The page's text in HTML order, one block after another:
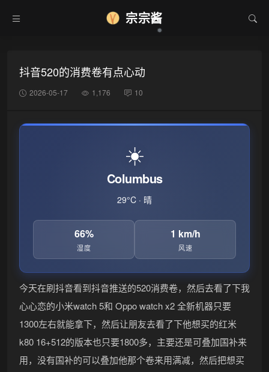
宗宗酱
抖音520的消费卷有点心动
2026-05-17 1,176 10
☀️
Columbus
29°C · 晴
66%
湿度
1 km/h
风速
今天在刷抖音看到抖音推送的520消费卷，然后去看了下我
心心恋的小米watch 5和 Oppo watch x2 全新机器只要
1300左右就能拿下，然后让朋友去看了下他想买的红米
k80 16+512的版本也只要1800多，主要还是可叠加国补来
用，没有国补的可以叠加他那个卷来用满减，然后把想买